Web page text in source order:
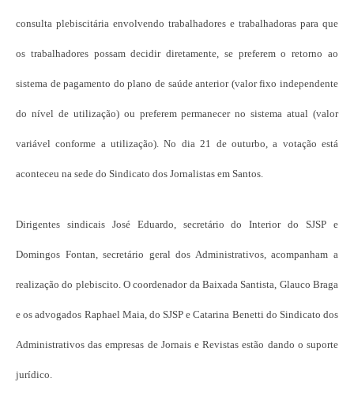
consulta plebiscitária envolvendo trabalhadores e trabalhadoras para que
os trabalhadores possam decidir diretamente, se preferem o retorno ao
sistema de pagamento do plano de saúde anterior (valor fixo independente
do nível de utilização) ou preferem permanecer no sistema atual (valor
variável conforme a utilização). No dia 21 de outurbo, a votação está
aconteceu na sede do Sindicato dos Jornalistas em Santos.
Dirigentes sindicais José Eduardo, secretário do Interior do SJSP e
Domingos Fontan, secretário geral dos Administrativos, acompanham a
realização do plebiscito. O coordenador da Baixada Santista, Glauco Braga
e os advogados Raphael Maia, do SJSP e Catarina Benetti do Sindicato dos
Administrativos das empresas de Jornais e Revistas estão dando o suporte
jurídico.